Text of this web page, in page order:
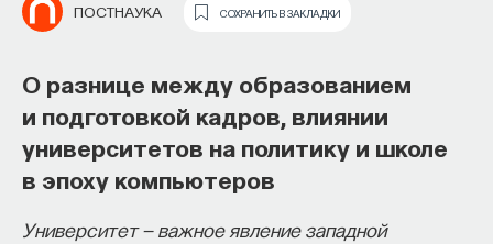
ПОСТНАУКА СОХРАНИТЬ В ЗАКЛАДКИ
О разнице между образованием
и подготовкой кадров, влиянии
университетов на политику и школе
в эпоху компьютеров
Университет — важное явление западной
Основатель ПостНауки Ивар